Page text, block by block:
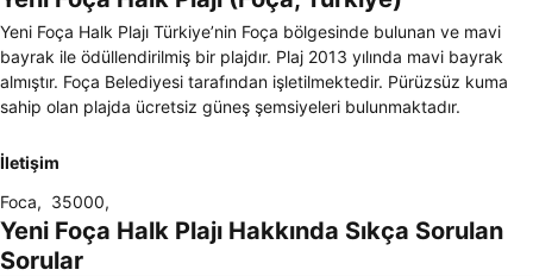
Yeni Foça Halk Plajı Türkiye’nin Foça bölgesinde bulunan ve mavi
bayrak ile ödüllendirilmiş bir plajdır. Plaj 2013 yılında mavi bayrak
almıştır. Foça Belediyesi tarafından işletilmektedir. Pürüzsüz kuma
sahip olan plajda ücretsiz güneş şemsiyeleri bulunmaktadır.
İletişim
Foca, 35000,
Yeni Foça Halk Plajı Hakkında Sıkça Sorulan
Sorular